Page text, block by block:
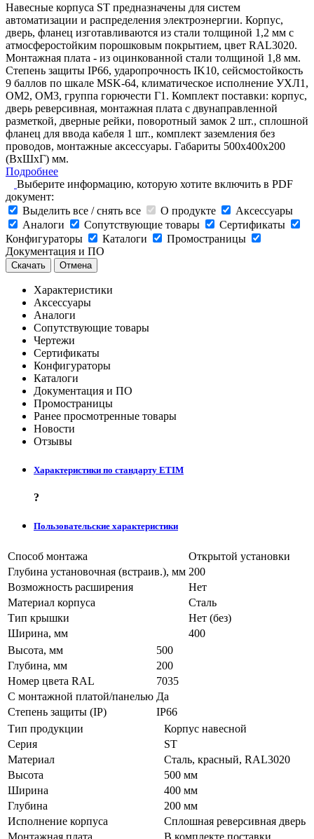
Навесные корпуса ST предназначены для систем
автоматизации и распределения электроэнергии. Корпус,
дверь, фланец изготавливаются из стали толщиной 1,2 мм с
атмосферостойким порошковым покрытием, цвет RAL3020.
Монтажная плата - из оцинкованной стали толщиной 1,8 мм.
Степень защиты IP66, ударопрочность IK10, сейсмостойкость
9 баллов по шкале MSK-64, климатическое исполнение УХЛ1,
ОМ2, ОМ3, группа горючести Г1. Комплект поставки: корпус,
дверь реверсивная, монтажная плата с двунаправленной
разметкой, дверные рейки, поворотный замок 2 шт., сплошной
фланец для ввода кабеля 1 шт., комплект заземления без
проводов, монтажные аксессуары. Габариты 500x400x200
(ВхШхГ) мм.
Подробнее
Выберите информацию, которую хотите включить в PDF
документ:
Выделить все / снять все
О продукте
Аксессуары
Аналоги
Сопутствующие товары
Сертификаты
Конфигураторы
Каталоги
Промостраницы
Документация и ПО
Скачать Отмена
Характеристики
Аксессуары
Аналоги
Сопутствующие товары
Чертежи
Сертификаты
Конфигураторы
Каталоги
Документация и ПО
Промостраницы
Ранее просмотренные товары
Новости
Отзывы
Характеристики по стандарту ETIM
?
Пользовательские характеристики
Способ монтажа
Открытой установки
Глубина установочная (встраив.), мм 200
Возможность расширения
Нет
Материал корпуса
Сталь
Тип крышки
Нет (без)
Ширина, мм
400
Высота, мм
500
Глубина, мм
200
Номер цвета RAL
7035
С монтажной платой/панелью Да
Степень защиты (IP)
IP66
Тип продукции
Корпус навесной
Серия
ST
Материал
Сталь, красный, RAL3020
Высота
500 мм
Ширина
400 мм
Глубина
200 мм
Исполнение корпуса
Сплошная реверсивная дверь
Монтажная плата
В комплекте поставки